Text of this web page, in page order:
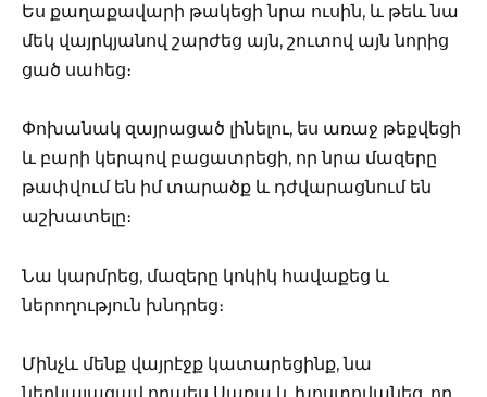
Ես քաղաքավարի թակեցի նրա ուսին, և թեև նա
մեկ վայրկյանով շարժեց այն, շուտով այն նորից
ցած սահեց։
Փոխանակ զայրացած լինելու, ես առաջ թեքվեցի
և բարի կերպով բացատրեցի, որ նրա մազերը
թափվում են իմ տարածք և դժվարացնում են
աշխատելը։
Նա կարմրեց, մազերը կոկիկ հավաքեց և
ներողություն խնդրեց։
Մինչև մենք վայրէջք կատարեցինք, նա